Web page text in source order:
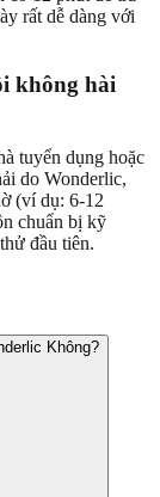
rất dễ dàng với
không hài
tuyển dụng hoặc
do Wonderlic,
(ví dụ: 6-12
chuẩn bị kỹ
đầu tiên.
Không?